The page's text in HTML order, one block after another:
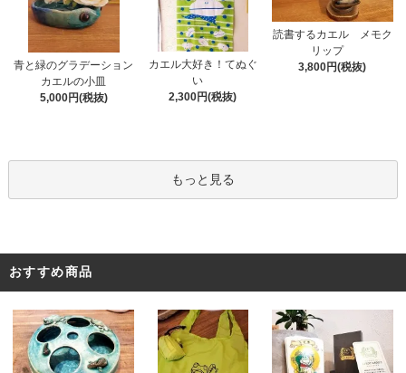
青と緑のグラデーション
カエルの小皿
5,000円(税抜)
カエル大好き！てぬぐ
い
2,300円(税抜)
読書するカエル メモク
リップ
3,800円(税抜)
もっと見る
おすすめ商品